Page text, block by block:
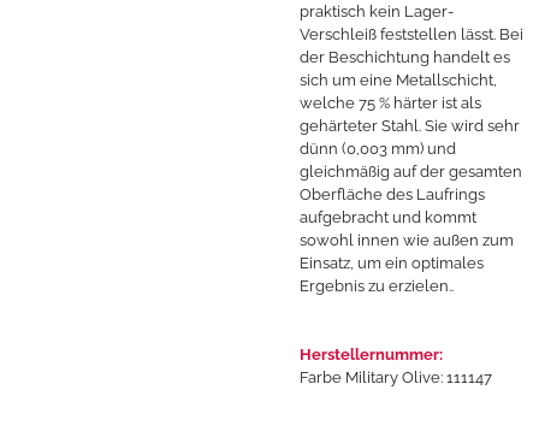
praktisch kein Lager-
Verschleiß feststellen lässt. Bei
der Beschichtung handelt es
sich um eine Metallschicht,
welche 75 % härter ist als
gehärteter Stahl. Sie wird sehr
dünn (0,003 mm) und
gleichmäßig auf der gesamten
Oberfläche des Laufrings
aufgebracht und kommt
sowohl innen wie außen zum
Einsatz, um ein optimales
Ergebnis zu erzielen..
Herstellernummer:
Farbe Military Olive: 111147